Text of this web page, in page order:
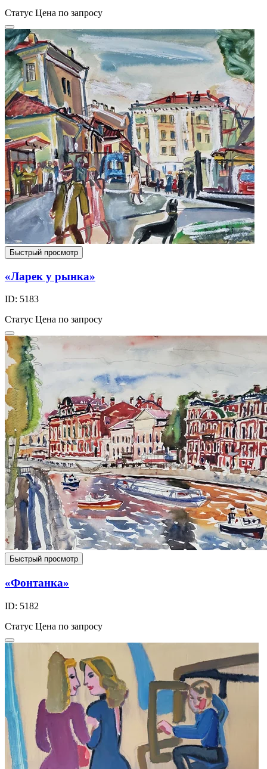
Статус Цена по запросу
Быстрый просмотр
«Ларек у рынка»
ID: 5183
Статус Цена по запросу
Быстрый просмотр
«Фонтанка»
ID: 5182
Статус Цена по запросу